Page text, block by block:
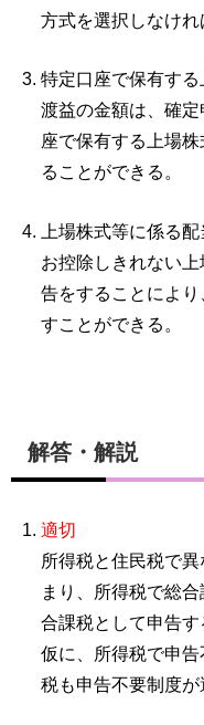
方式を選択しなけれ
特定口座で保有す
渡益の金額は、確
座で保有する上場
ることができる。
上場株式等に係る
お控除しきれない
告をすることによ
すことができる。
解答・解説
適切
所得税と住民税で
まり、所得税で総
合課税として申告す
仮に、所得税で申
税も申告不要制度が